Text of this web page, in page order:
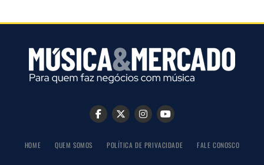
HOME QUEM SOMOS POLÍTICA DE PRIVACIDADE FALE CONOSCO